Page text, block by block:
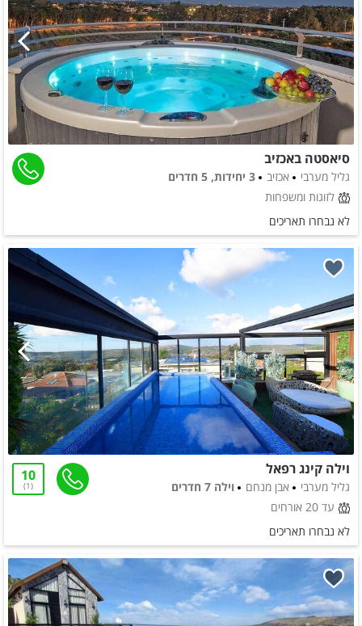
סיאסטה באכזיב
גליל מערבי אכזיב
3 יחידות, 5 חדרים
לזוגות ומשפחות
לא נבחרו תאריכים
וילה קינג רפאל
גליל מערבי אבן מנחם
וילה 7 חדרים
עד 20 אורחים
10
1
לא נבחרו תאריכים